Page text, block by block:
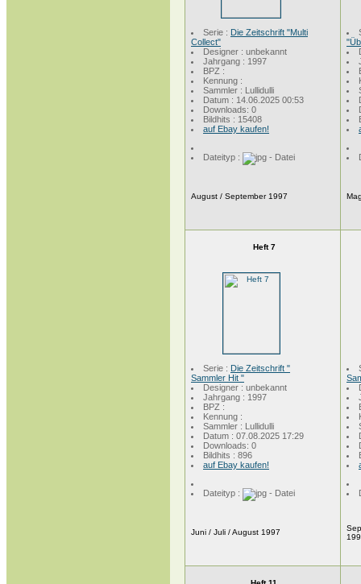
Serie : Die Zeitschrift "Multi
Collect"
Designer : unbekannt
Jahrgang : 1997
BPZ :
Kennung :
Sammler : Lullidulli
Datum : 14.06.2025 00:53
Downloads: 0
Bildhits : 15408
auf Ebay kaufen!
Dateityp :
August / September 1997
Heft 7
Serie : Die Zeitschrift "
Sammler Hit "
Designer : unbekannt
Jahrgang : 1997
BPZ :
Kennung :
Sammler : Lullidulli
Datum : 07.08.2025 17:29
Downloads: 0
Bildhits : 896
auf Ebay kaufen!
Dateityp :
Juni / Juli / August 1997